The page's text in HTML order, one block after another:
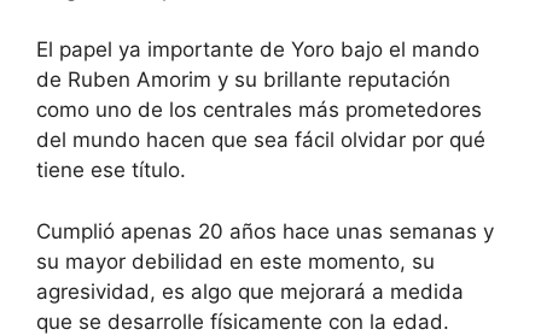
El papel ya importante de Yoro bajo el mando
de Ruben Amorim y su brillante reputación
como uno de los centrales más prometedores
del mundo hacen que sea fácil olvidar por qué
tiene ese título.
Cumplió apenas 20 años hace unas semanas y
su mayor debilidad en este momento, su
agresividad, es algo que mejorará a medida
que se desarrolle físicamente con la edad.